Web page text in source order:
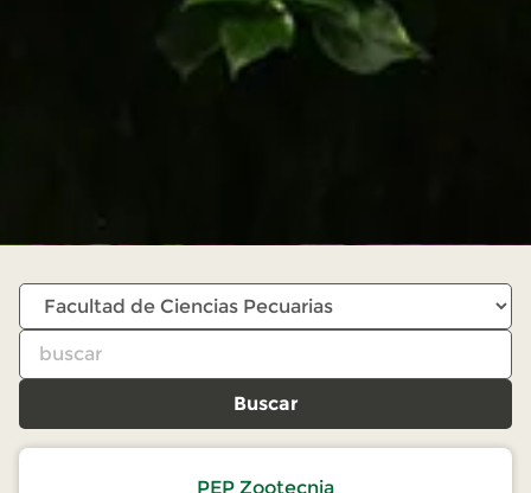
Buscar
PEP Zootecnia